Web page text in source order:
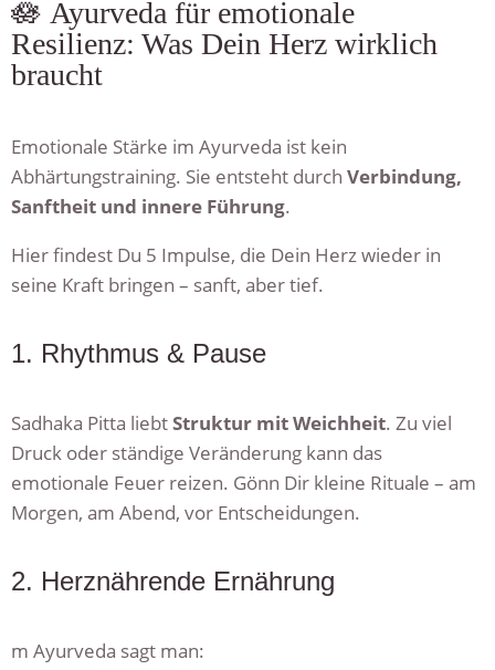
🪷 Ayurveda für emotionale
Resilienz: Was Dein Herz wirklich
braucht
Emotionale Stärke im Ayurveda ist kein
Abhärtungstraining. Sie entsteht durch Verbindung,
Sanftheit und innere Führung.
Hier findest Du 5 Impulse, die Dein Herz wieder in
seine Kraft bringen – sanft, aber tief.
1. Rhythmus & Pause
Sadhaka Pitta liebtStruktur mit Weichheit. Zu viel
Druck oder ständige Veränderung kann das
emotionale Feuer reizen. Gönn Dir kleine Rituale – am
Morgen, am Abend, vor Entscheidungen.
2. Herznährende Ernährung
m Ayurveda sagt man: